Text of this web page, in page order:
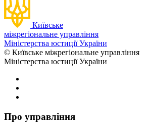
Київське
міжрегіональне управління
Міністерства юстиції України
© Київське міжрегіональне управління
Міністерства юстиції України
Про управління